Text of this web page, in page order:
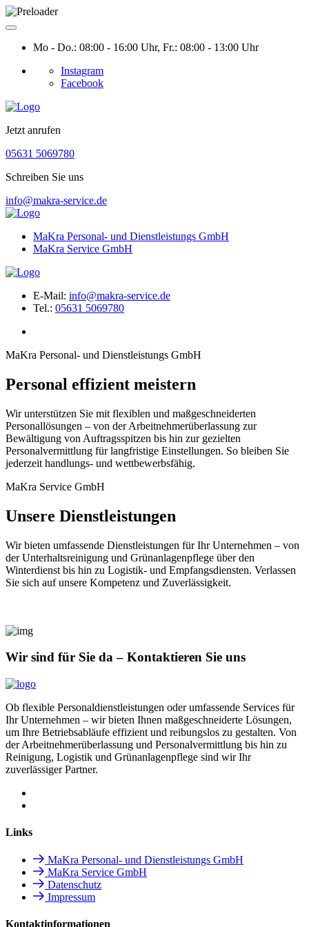
Mo - Do.: 08:00 - 16:00 Uhr, Fr.: 08:00 - 13:00 Uhr
Instagram
Facebook
Jetzt anrufen
05631 5069780
Schreiben Sie uns
info@makra-service.de
MaKra Personal- und Dienstleistungs GmbH
MaKra Service GmbH
E-Mail: info@makra-service.de
Tel.: 05631 5069780
MaKra Personal- und Dienstleistungs GmbH
Personal effizient meistern
Wir unterstützen Sie mit flexiblen und maßgeschneiderten
Personallösungen – von der Arbeitnehmerüberlassung zur
Bewältigung von Auftragsspitzen bis hin zur gezielten
Personalvermittlung für langfristige Einstellungen. So bleiben Sie
jederzeit handlungs- und wettbewerbsfähig.
MaKra Service GmbH
Unsere Dienstleistungen
Wir bieten umfassende Dienstleistungen für Ihr Unternehmen – von
der Unterhaltsreinigung und Grünanlagenpflege über den
Winterdienst bis hin zu Logistik- und Empfangsdiensten. Verlassen
Sie sich auf unsere Kompetenz und Zuverlässigkeit.
Wir sind für Sie da – Kontaktieren Sie uns
Ob flexible Personaldienstleistungen oder umfassende Services für
Ihr Unternehmen – wir bieten Ihnen maßgeschneiderte Lösungen,
um Ihre Betriebsabläufe effizient und reibungslos zu gestalten. Von
der Arbeitnehmerüberlassung und Personalvermittlung bis hin zu
Reinigung, Logistik und Grünanlagenpflege sind wir Ihr
zuverlässiger Partner.
Links
MaKra Personal- und Dienstleistungs GmbH
MaKra Service GmbH
Datenschutz
Impressum
Kontaktinformationen